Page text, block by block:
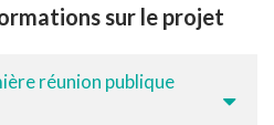
sur le projet
réunion publique